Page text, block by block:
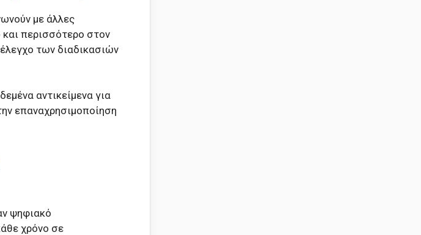
με άλλες
περισσότερο στον
των διαδικασιών
αντικείμενα για
επαναχρησιμοποίηση
ψηφιακό
χρόνο σε